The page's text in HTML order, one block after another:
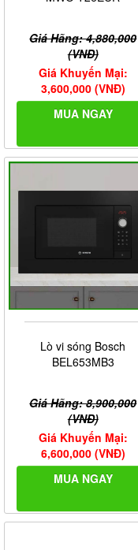
Giá Hãng: 4,880,000
(VNĐ)
Giá Khuyến Mại:
3,600,000 (VNĐ)
MUA NGAY
Lò vi sóng Bosch
BEL653MB3
Giá Hãng: 8,900,000
(VNĐ)
Giá Khuyến Mại:
6,600,000 (VNĐ)
MUA NGAY